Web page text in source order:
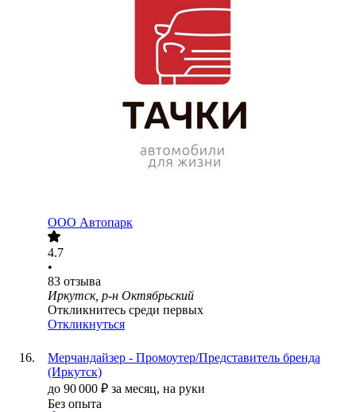
ООО Автопарк
4.7
•
83 отзыва
Иркутск, р-н Октябрьский
Откликнитесь среди первых
Откликнуться
Мерчандайзер - Промоутер/Представитель бренда
(Иркутск)
до 90 000 ₽ за месяц, на руки
Без опыта